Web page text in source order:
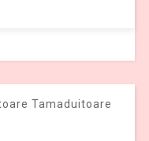
Tamaduitoare